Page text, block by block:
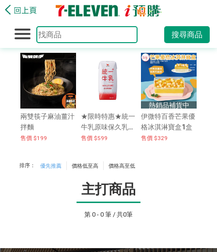
搜尋商品
兩雙筷子麻油薑汁
拌麵
售價 $199
★限時特惠★統一
牛乳原味保久乳20
0mlx24入/箱
售價 $599
熱銷品補貨中
伊微特百香芒果優
格冰淇淋寶盒1盒
售價 $329
排序： 優先推薦 價格低至高 價格高至低
主打商品
第 0 - 0 筆 / 共0筆